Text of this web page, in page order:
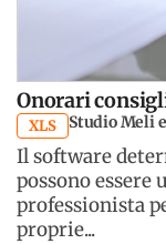
Onorari
XLS Studio Meli
Il software
possono
professionista
proprie...